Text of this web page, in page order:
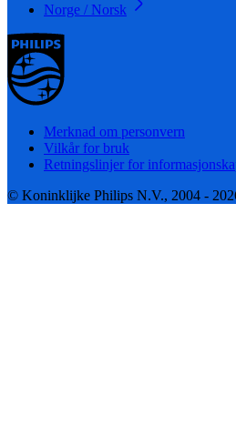
Norge / Norsk
Merknad om personvern
Vilkår for bruk
Retningslinjer for
© Koninklijke Philips N.V., 2004 -